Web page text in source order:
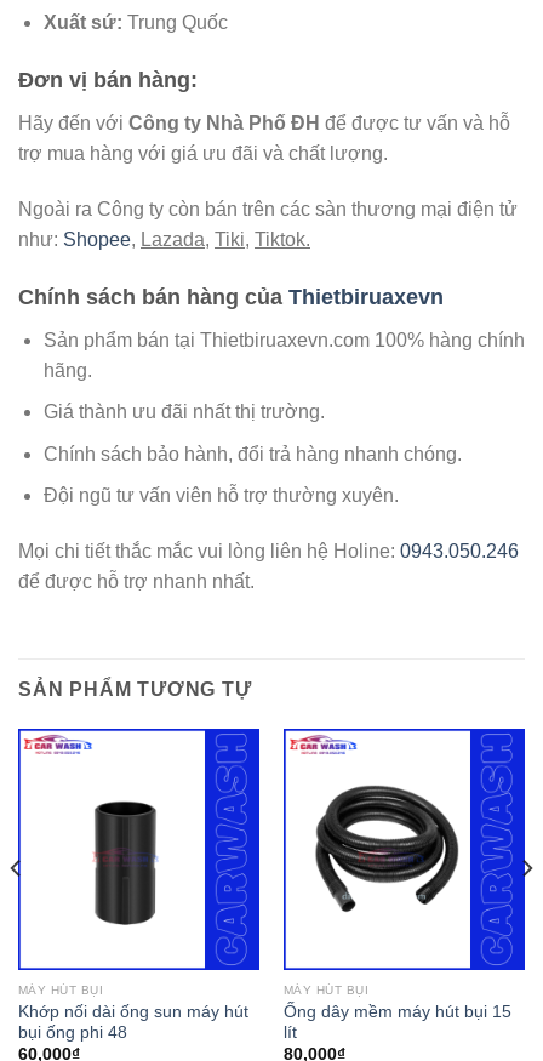
Xuấtsứ: Trung Quốc
Đơn vị bán hàng:
Hãy đến với Công ty Nhà Phố ĐH để được tư vấn và hỗ
trợ mua hàng với giá ưu đãi và chất lượng.
Ngoài ra Công ty còn bán trên các sàn thương mại điện tử
như: Shopee, Lazada, Tiki, Tiktok.
Chính sách bán hàng của Thietbiruaxevn
Sản phẩm bán tại Thietbiruaxevn.com 100% hàng chính
hãng.
Giá thành ưu đãi nhất thị trường.
Chính sách bảo hành, đổi trả hàng nhanh chóng.
Đội ngũ tư vấn viên hỗ trợ thường xuyên.
Mọi chi tiết thắc mắc vui lòng liên hệ Holine: 0943.050.246
để được hỗ trợ nhanh nhất.
SẢN PHẨM TƯƠNG TỰ
MÁY HÚT BỤI
Khớp nối dài ống sun máy hút
bụi ống phi 48
60,000₫
MÁY HÚT BỤI
Ống dây mềm máy hút bụi 15
lít
80,000₫